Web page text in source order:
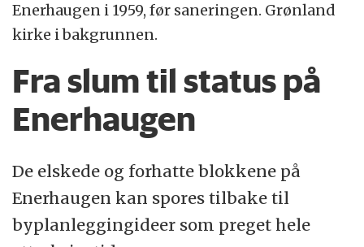
Enerhaugen i 1959, før saneringen. Grønland
kirke i bakgrunnen.
Fra slum til status på
Enerhaugen
De elskede og forhatte blokkene på
Enerhaugen kan spores tilbake til
byplanleggingideer som preget hele